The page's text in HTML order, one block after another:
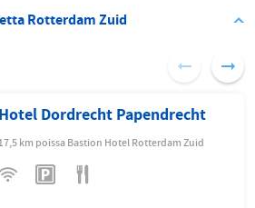
Rotterdam Zuid
Hotel Dordrecht Papendrecht
km poissa Bastion Hotel Rotterdam Zuid